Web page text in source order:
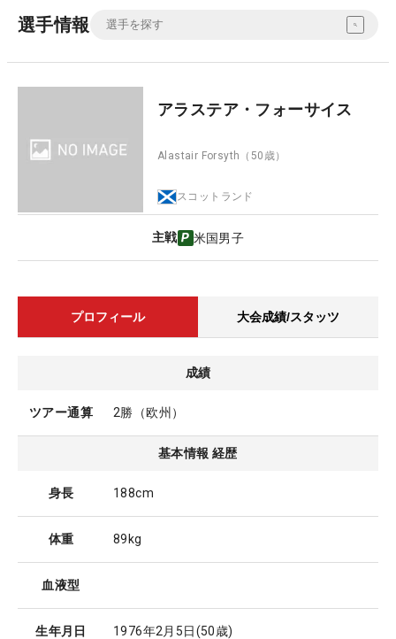
選手情報
アラステア・フォーサイス
Alastair Forsyth （50歳）
スコットランド
主戦 米国男子
プロフィール 大会成績/スタッツ
成績
ツアー通算 2勝（欧州）
基本情報 経歴
身長 188cm
体重 89kg
血液型
生年月日 1976年2月5日(50歳)